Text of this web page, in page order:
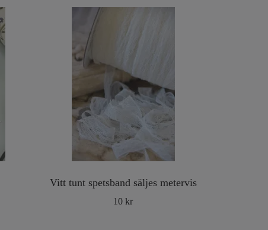
Vitt tunt spetsband säljes metervis
10 kr